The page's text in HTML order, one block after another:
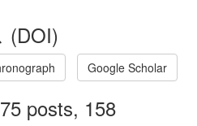
(DOI)
Google Scholar
posts, 158